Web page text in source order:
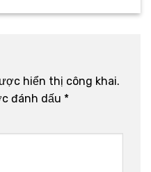
hiển thị công khai.
đánh dấu *